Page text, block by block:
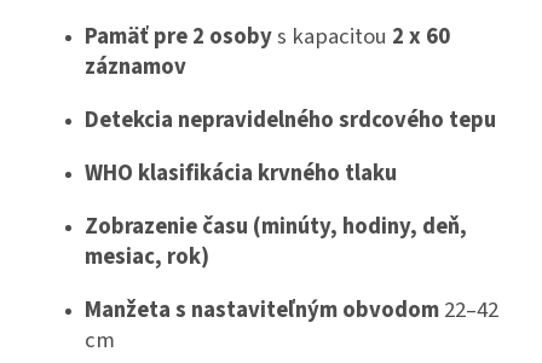
Pamäť pre 2 osobys kapacitou 2 x 60
záznamov
Detekcia nepravidelného srdcového tepu
WHO klasifikácia krvného tlaku
Zobrazenie času (minúty, hodiny, deň,
mesiac, rok)
Manžeta s nastaviteľným obvodom22–42
cm